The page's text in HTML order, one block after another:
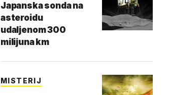
Japanska sonda na
asteroidu
udaljenom 300
milijuna km
MISTERIJ